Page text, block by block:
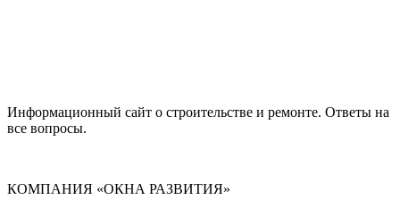
Информационный сайт о строительстве и ремонте. Ответы на
все вопросы.
КОМПАНИЯ «ОКНА РАЗВИТИЯ»